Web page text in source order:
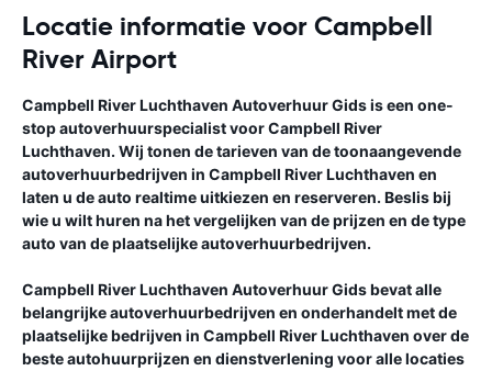
Locatie informatie voor Campbell
River Airport
Campbell River Luchthaven Autoverhuur Gidsis een one-
stop autoverhuurspecialist voorCampbell River
Luchthaven. Wij tonen de tarieven van de toonaangevende
autoverhuurbedrijven in Campbell River Luchthaven en
laten u de auto realtime uitkiezen en reserveren. Beslis bij
wie u wilt huren na het vergelijken van de prijzen en de type
auto van de plaatselijke autoverhuurbedrijven.
Campbell River Luchthaven Autoverhuur Gidsbevat alle
belangrijke autoverhuurbedrijven en onderhandelt met de
plaatselijke bedrijven in Campbell River Luchthaven over de
beste autohuurprijzen en dienstverlening voor alle locaties